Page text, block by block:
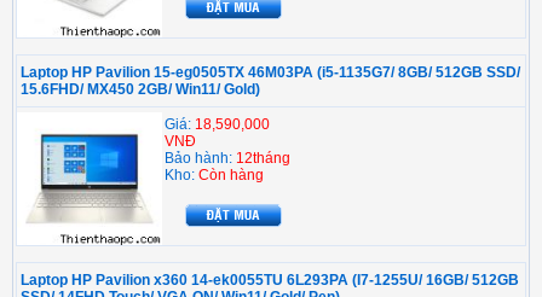
Laptop HP Pavilion 15-eg0505TX 46M03PA (i5-1135G7/ 8GB/ 512GB SSD/
15.6FHD/ MX450 2GB/ Win11/ Gold)
Giá: 18,590,000
VNĐ
Bảo hành: 12tháng
Kho: Còn hàng
Laptop HP Pavilion x360 14-ek0055TU 6L293PA (I7-1255U/ 16GB/ 512GB